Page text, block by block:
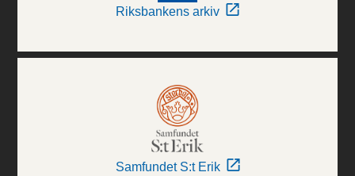
Riksbankens arkiv
Samfundet S:t Erik